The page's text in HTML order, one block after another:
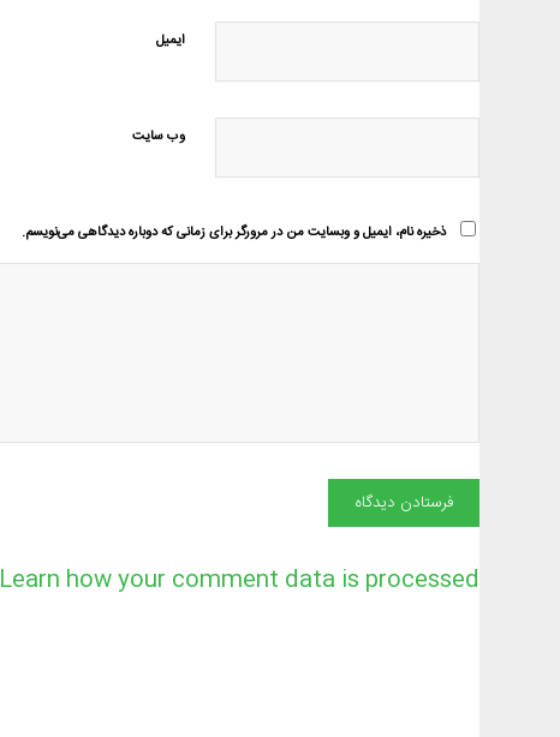
ایمیل
وب‌ سایت
ذخیره نام، ایمیل و وبسایت من در مرورگر برای زمانی که دوباره دیدگاهی می‌نویسم.
Learn how your comment data is processed